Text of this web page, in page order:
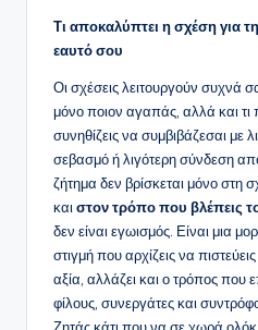
Τι αποκαλύπτει η σχέση για
εαυτό σου
Οι σχέσεις λειτουργούν συχνά
μόνο ποιον αγαπάς, αλλά και τι
συνηθίζεις να συμβιβάζεσαι με
σεβασμό ή λιγότερη σύνδεση
ζήτημα δεν βρίσκεται μόνο στη
καιστον τρόπο που βλέπεις
δεν είναι εγωισμός. Είναι μια
στιγμή που αρχίζεις να
αξία, αλλάζει και ο τρόπος που
φίλους, συνεργάτες και